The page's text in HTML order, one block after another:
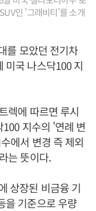
인 '그래비티'를 소개
를 모았던 전기차
미국 나스닥100 지
렉에 따르면 루시
지수의 '연례 변
에서 변경 즉 제외
는 뜻이다.
상장된 비금융 기
을 기준으로 우량